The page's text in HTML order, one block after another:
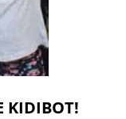
KIDIBOT!